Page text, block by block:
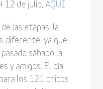
12 de julio, AQUÍ
las etapas, la
diferente, ya que
sábado la
y amigos. El día
los 121 chicos